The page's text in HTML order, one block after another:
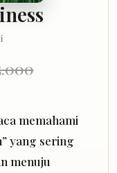
memahami
yang sering
menuju